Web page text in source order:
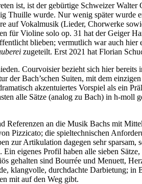
ist, ist der gebürtige Schweizer
wurde. Nur wenig später wurde
auf Vokalmusik (Lieder, Chorwerke
für Violine solo op. 31 hat der Geiger
blieben; vermutlich war auch
zugeteilt. Erst 2021 hat Florian
Courvoisier bezieht sich hier
Bach’schen Suiten, mit dem
akzentuiertes Vorspiel als ein
alle Sätze (analog zu Bach) in h-
an die Musik Bachs mit
Pizzicato; die spieltechnischen
zur Artikulation dagegen sehr
eigenes Profil haben alle sieben
gehalten sind Bourrée und Menuett,
klangvolle, durchdachte Darbietung;
mit auf den Weg gibt.